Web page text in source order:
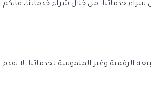
خدماتنا. من خلال شراء خدماتنا، فإنكم
وغير الملموسة لخدماتنا، لا نقدم